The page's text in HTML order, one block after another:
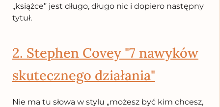
„książce” jest długo, długo nic i dopiero następny
tytuł.
2. Stephen Covey "7 nawyków
skutecznego działania"
Nie ma tu słowa w stylu „możesz być kim chcesz,